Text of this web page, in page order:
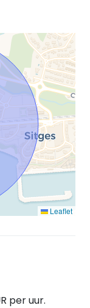
Leaflet
per uur.